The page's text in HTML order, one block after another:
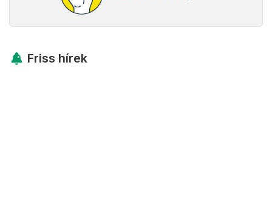
Friss hírek